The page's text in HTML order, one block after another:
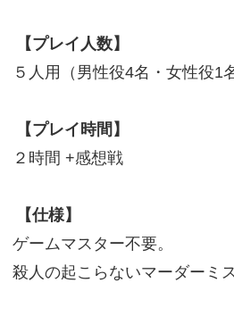
【プレイ人数】
５人用（男性役4名・女性役1名
【プレイ時間】
２時間 +感想戦
【仕様】
ゲームマスター不要。
殺人の起こらないマーダーミ